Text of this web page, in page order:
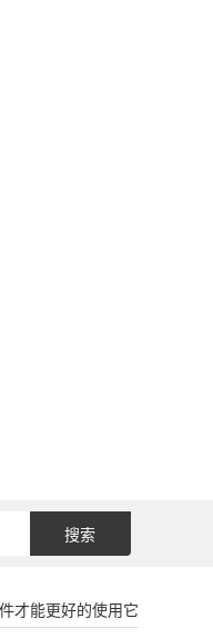
才能更好的使用它